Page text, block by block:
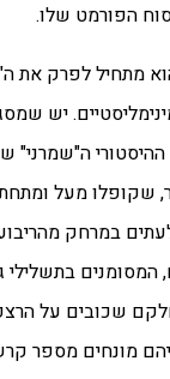
הפורמט שלו.
שנות ה- 70, כשהוא
יש
שקופלו מעל
בתשלילי
שכובים על
מונחים מספר